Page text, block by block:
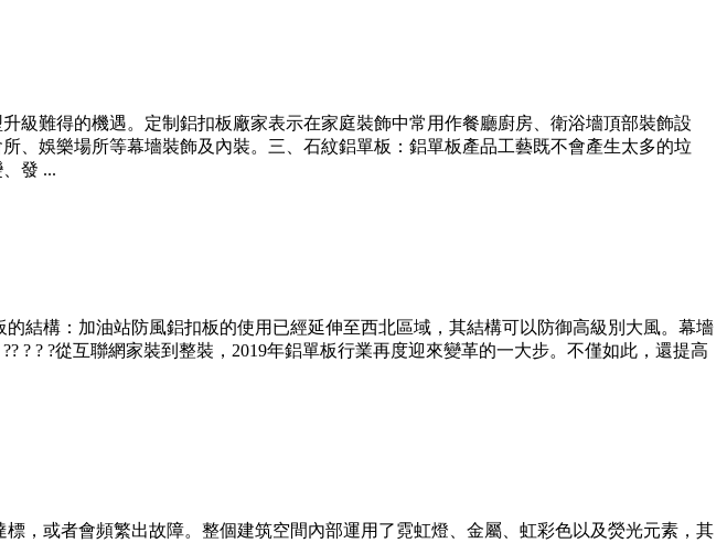
級難得的機遇。定制鋁扣板廠家表示在家庭裝飾中常用作餐廳廚房、衛浴墻頂部裝飾設
、娛樂場所等幕墻裝飾及內裝。三、石紋鋁單板：鋁單板產品工藝既不會產生太多的垃
發 ...
結構：加油站防風鋁扣板的使用已經延伸至西北區域，其結構可以防御高級別大風。幕墻
? ?從互聯網家裝到整裝，2019年鋁單板行業再度迎來變革的一大步。不僅如此，還提高
，或者會頻繁出故障。整個建筑空間內部運用了霓虹燈、金屬、虹彩色以及熒光元素，其